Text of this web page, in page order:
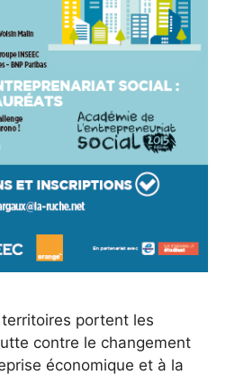
portent les
contre le changement
économique et à la